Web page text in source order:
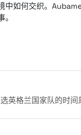
中如何交织。
英格兰国家队的时间